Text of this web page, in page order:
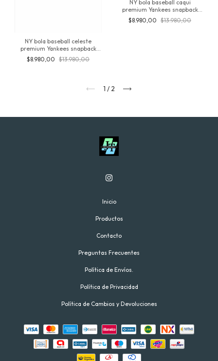
NY bola baseball celeste
premium Yankees snapback
regulable
$8.980,00 $13.980,00
NY bola baseball caqui
premium Yankees snapback
regulable
$8.980,00 $13.980,00
1 / 2
Inicio
Productos
Contacto
Preguntas Frecuentes
Política de Envíos.
Política de Privacidad
Política de Cambios y Devoluciones